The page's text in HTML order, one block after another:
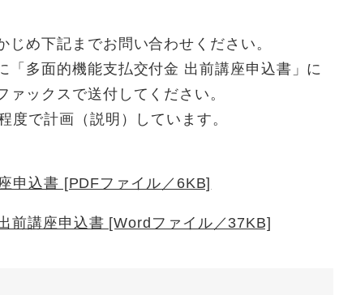
じめ下記までお問い合わせください。
「多面的機能支払交付金 出前講座申込書」に
ックスで送付してください。
度で計画（説明）しています。
申込書 [PDFファイル／6KB]
前講座申込書 [Wordファイル／37KB]